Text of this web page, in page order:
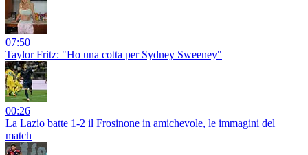
07:50
Taylor Fritz: "Ho una cotta per Sydney Sweeney"
00:26
La Lazio batte 1-2 il Frosinone in amichevole, le immagini del
match